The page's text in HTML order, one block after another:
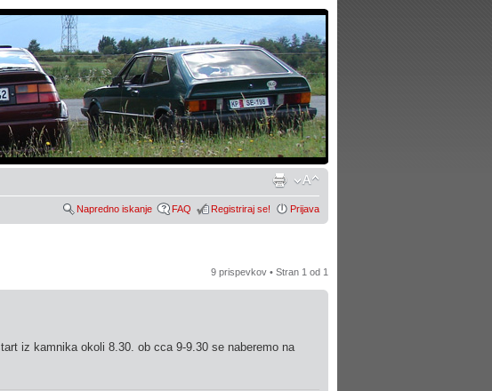
Napredno iskanje FAQ Registriraj se! Prijava
9 prispevkov • Stran 1 od 1
iz kamnika okoli 8.30. ob cca 9-9.30 se naberemo na